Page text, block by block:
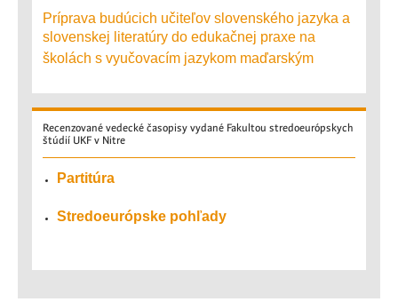
Príprava budúcich učiteľov slovenského jazyka a
slovenskej literatúry do edukačnej praxe na
školách s vyučovacím jazykom maďarským
Recenzované vedecké časopisy vydané Fakultou stredoeurópskych
štúdií UKF v Nitre
Partitúra
Stredoeurópske pohľady